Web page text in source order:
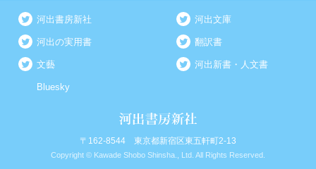
河出書房新社 河出文庫
河出の実用書 翻訳書
文藝 河出新書・人文書
Bluesky
〒162-8544 東京都新宿区東五軒町2-13
Copyright © Kawade Shobo Shinsha., Ltd. All Rights Reserved.